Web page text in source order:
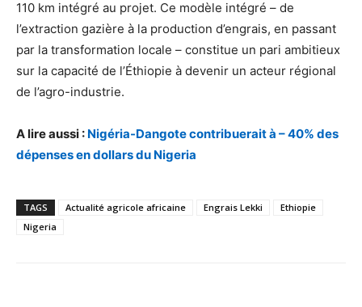
110 km intégré au projet. Ce modèle intégré – de
l’extraction gazière à la production d’engrais, en passant
par la transformation locale – constitue un pari ambitieux
sur la capacité de l’Éthiopie à devenir un acteur régional
de l’agro-industrie.
A lire aussi : Nigéria-Dangote contribuerait à – 40% des
dépenses en dollars du Nigeria
TAGS Actualité agricole africaine Engrais Lekki
Ethiopie
Nigeria